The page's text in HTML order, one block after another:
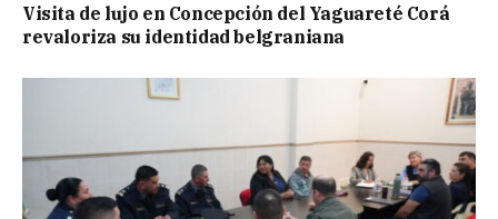
Visita de lujo en Concepción del Yaguareté Corá
revaloriza su identidad belgraniana